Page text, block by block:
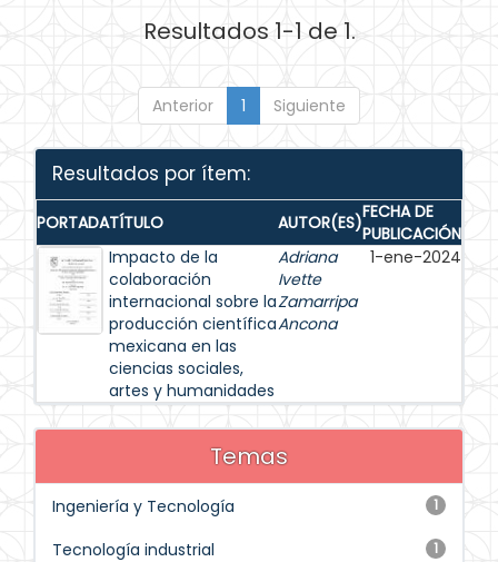
Resultados 1-1 de 1.
Anterior 1 Siguiente
Resultados por ítem:
PORTADATÍTULO AUTOR(ES)FECHA DE
PUBLICACIÓN
Impacto de la
colaboración
internacional sobre la
producción científica
mexicana en las
ciencias sociales,
artes y humanidades
Adriana
Ivette
Zamarripa
Ancona
1-ene-2024
Temas
1
Ingeniería y Tecnología
1
Tecnología industrial